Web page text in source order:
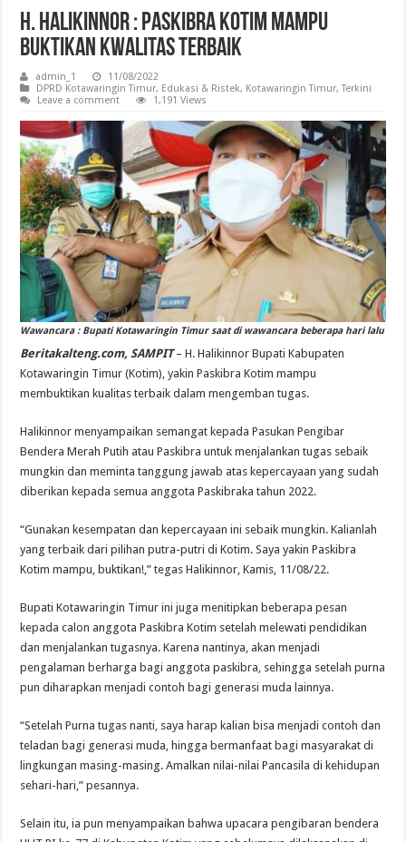
H. Halikinnor : Paskibra Kotim Mampu
Buktikan Kwalitas Terbaik
admin_1
11/08/2022
DPRD Kotawaringin Timur, Edukasi & Ristek, Kotawaringin Timur,Terkini
Leave a comment
1,191 Views
Wawancara : Bupati Kotawaringin Timur saat di wawancara beberapa hari lalu
Beritakalteng.com, SAMPIT– H. Halikinnor Bupati Kabupaten
Kotawaringin Timur (Kotim), yakin Paskibra Kotim mampu
membuktikan kualitas terbaik dalam mengemban tugas.
Halikinnor menyampaikan semangat kepada Pasukan Pengibar
Bendera Merah Putih atau Paskibra untuk menjalankan tugas sebaik
mungkin dan meminta tanggung jawab atas kepercayaan yang sudah
diberikan kepada semua anggota Paskibraka tahun 2022.
“Gunakan kesempatan dan kepercayaan ini sebaik mungkin. Kalianlah
yang terbaik dari pilihan putra-putri di Kotim. Saya yakin Paskibra
Kotim mampu, buktikan!,” tegas Halikinnor, Kamis, 11/08/22.
Bupati Kotawaringin Timur ini juga menitipkan beberapa pesan
kepada calon anggota Paskibra Kotim setelah melewati pendidikan
dan menjalankan tugasnya. Karena nantinya, akan menjadi
pengalaman berharga bagi anggota paskibra, sehingga setelah purna
pun diharapkan menjadi contoh bagi generasi muda lainnya.
“Setelah Purna tugas nanti, saya harap kalian bisa menjadi contoh dan
teladan bagi generasi muda, hingga bermanfaat bagi masyarakat di
lingkungan masing-masing. Amalkan nilai-nilai Pancasila di kehidupan
sehari-hari,” pesannya.
Selain itu, ia pun menyampaikan bahwa upacara pengibaran bendera